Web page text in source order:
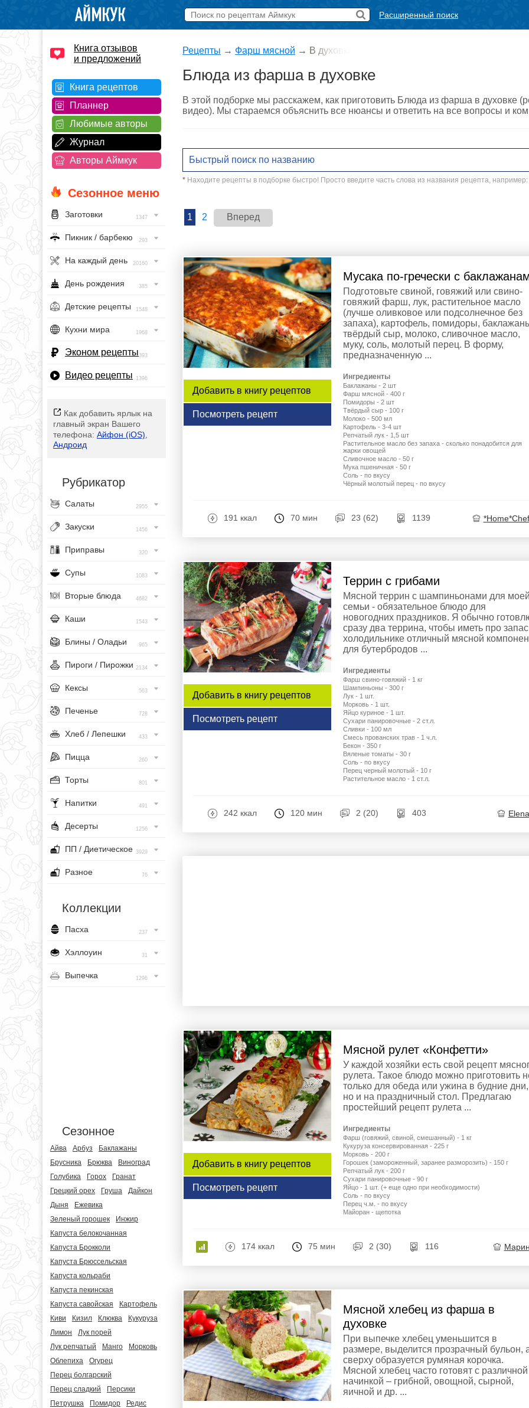
Расширенный поиск
Книга отзывов
и предложений
Книга рецептов
Планнер
Любимые авторы
Журнал
Авторы Аймкук
Сезонное меню
Заготовки 1347
Пикник / барбекю 293
На каждый день 20160
День рождения 385
Детские рецепты 1548
Кухни мира 1968
Эконом рецепты393
Видео рецепты 1396
Как добавить ярлык на
главный экран Вашего
телефона: Айфон (iOS)
Андроид
Рубрикатор
Салаты 2955
Закуски 1456
Приправы 320
Супы 1083
Вторые блюда 4682
Каши 1543
Блины / Оладьи 965
Пироги / Пирожки 2134
Кексы 563
Печенье 728
Хлеб / Лепешки 433
Пицца 260
Торты 801
Напитки 491
Десерты 1256
ПП / Диетическое 3929
Разное 76
Коллекции
Пасха 237
Хэллоуин 31
Выпечка 1296
Сезонное
Айва Арбуз
Баклажаны
Брусника
Брюква
Виноград
Голубика
Горох
Гранат
Грецкий орех
Груша
Дайкон
Дыня
Ежевика
Зеленый горошек
Инжир
Капуста белокочанная
Капуста Брокколи
Капуста Брюссельская
Капуста кольраби
Капуста пекинская
Капуста савойская
Картофель
Киви
Кизил Клюква
Кукуруза
Лимон
Лук порей
Лук репчатый
Манго
Морковь
Облепиха
Огурец
Перец болгарский
Перец сладкий
Персики
Петрушка
Помидор
Редис
Рецепты → Фарш мясной → В духовке
Блюда из фарша в духовке
В этой подборке мы расскажем, как приготовить Блюда из фарша в духовке
видео). Мы стараемся объяснить все нюансы и ответить на все вопросы и
* Находите рецепты в подборке быстро! Просто введите часть слова из названия рецепта, например:
1 2 Вперед
Добавить в книгу рецептов
Посмотреть рецепт
Мусака по-гречески с
Подготовьте свиной, говяжий или свино-
говяжий фарш, лук, растительное масло
(лучше оливковое или подсолнечное без
запаха), картофель, помидоры,
твёрдый сыр, молоко, сливочное масло,
муку, соль, молотый перец. В форму,
предназначенную ...
Ингредиенты
Баклажаны - 2 шт
Фарш мясной - 400 г
Помидоры - 2 шт
Твёрдый сыр - 100 г
Молоко - 500 мл
Картофель - 3-4 шт
Репчатый лук - 1,5 шт
Растительное масло без запаха - сколько понадобится для
жарки овощей
Сливочное масло - 50 г
Мука пшеничная - 50 г
Соль - по вкусу
Чёрный молотый перец - по вкусу
191 ккал 70 мин 23 (62) 1139
Добавить в книгу рецептов
Посмотреть рецепт
Террин с грибами
Мясной террин с шампиньонами для
семьи - обязательное блюдо для
новогодних праздников. Я обычно
сразу два террина, чтобы иметь про
холодильнике отличный мясной
для бутербродов ...
Ингредиенты
Фарш свино-говяжий - 1 кг
Шампиньоны - 300 г
Лук - 1 шт.
Морковь - 1 шт.
Яйцо куриное - 1 шт.
Сухари панировочные - 2 ст.л.
Сливки - 100 мл
Смесь прованских трав - 1 ч.л.
Бекон - 350 г
Вяленые томаты - 30 г
Соль - по вкусу
Перец черный молотый - 10 г
Растительное масло - 1 ст.л.
242 ккал 120 мин 2 (20) 403
Добавить в книгу рецептов
Посмотреть рецепт
Мясной рулет «Конфетти»
У каждой хозяйки есть свой рецепт
рулета. Такое блюдо можно приготовить
только для обеда или ужина в будние дни,
но и на праздничный стол. Предлагаю
простейший рецепт рулета ...
Ингредиенты
Фарш (говяжий, свиной, смешанный) - 1 кг
Кукуруза консервированная - 225 г
Морковь - 200 г
Горошек (замороженный, заранее разморозить) - 150 г
Репчатый лук - 200 г
Сухари панировочные - 90 г
Яйцо - 1 шт. (+ еще одно при необходимости)
Соль - по вкусу
Перец ч.м. - по вкусу
Майоран - щепотка
174 ккал 75 мин 2 (30) 116
Мясной хлебец из фарша в
духовке
При выпечке хлебец уменьшится в
размере, выделится прозрачный бульон,
сверху образуется румяная корочка.
Мясной хлебец часто готовят с различной
начинкой – грибной, овощной, сырной,
яичной и др. ...